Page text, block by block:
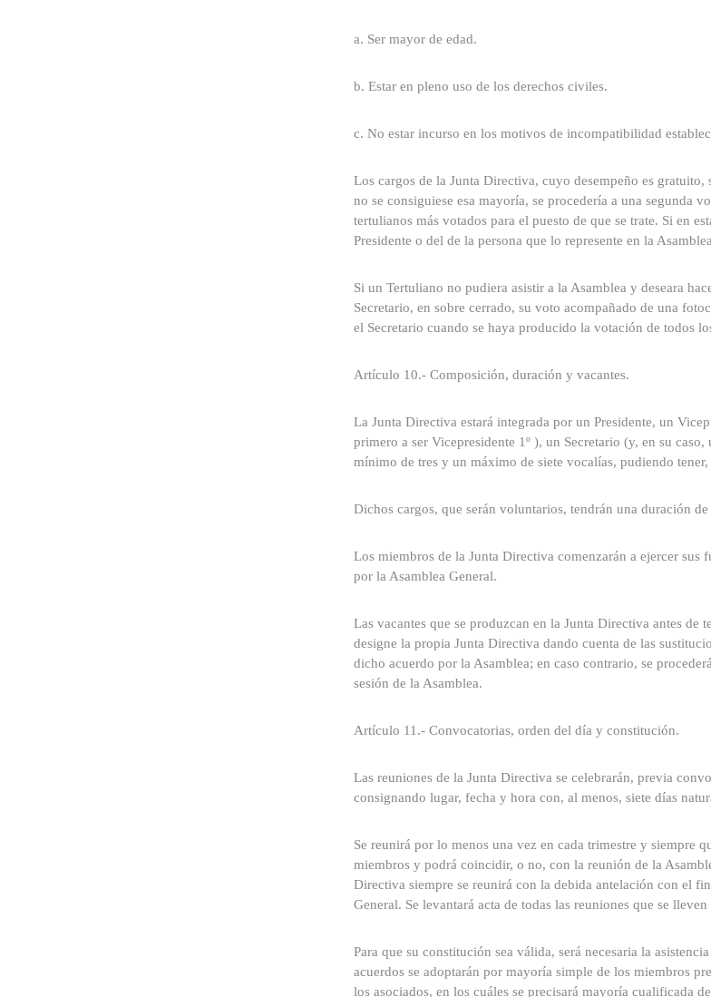
a. Ser mayor de edad.
b. Estar en pleno uso de los derechos civiles.
c. No estar incurso en los motivos de incompatibilidad
Los cargos de la Junta Directiva, cuyo desempeño es
no se consiguiese esa mayoría, se procedería a una segunda
tertulianos más votados para el puesto de que se trate. Si en
Presidente o del de la persona que lo represente en la
Si un Tertuliano no pudiera asistir a la Asamblea y deseara
Secretario, en sobre cerrado, su voto acompañado de una
el Secretario cuando se haya producido la votación de todos
Artículo 10.- Composición, duración y vacantes.
La Junta Directiva estará integrada por un Presidente, un
primero a ser Vicepresidente 1º ), un Secretario (y, en su
mínimo de tres y un máximo de siete vocalías, pudiendo
Dichos cargos, que serán voluntarios, tendrán una duración
Los miembros de la Junta Directiva comenzarán a ejercer sus
por la Asamblea General.
Las vacantes que se produzcan en la Junta Directiva antes de
designe la propia Junta Directiva dando cuenta de las
dicho acuerdo por la Asamblea; en caso contrario, se
sesión de la Asamblea.
Artículo 11.- Convocatorias, orden del día y constitución.
Las reuniones de la Junta Directiva se celebrarán, previa
consignando lugar, fecha y hora con, al menos, siete días
Se reunirá por lo menos una vez en cada trimestre y siempre
miembros y podrá coincidir, o no, con la reunión de la
Directiva siempre se reunirá con la debida antelación con el
General. Se levantará acta de todas las reuniones que se lleven
Para que su constitución sea válida, será necesaria la
acuerdos se adoptarán por mayoría simple de los miembros
los asociados, en los cuáles se precisará mayoría cualificada